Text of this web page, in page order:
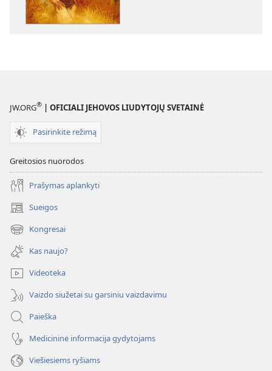
JW.ORG® | OFICIALI JEHOVOS LIUDYTOJŲ SVETAINĖ
Pasirinkite režimą
Greitosios nuorodos
Prašymas aplankyti
Sueigos
(atsiveria
naujas
langas)
Kongresai
(atsiveria
naujas
langas)
Kas naujo?
Videoteka
Vaizdo siužetai su garsiniu vaizdavimu
Paieška
Medicininė informacija gydytojams
Viešiesiems ryšiams